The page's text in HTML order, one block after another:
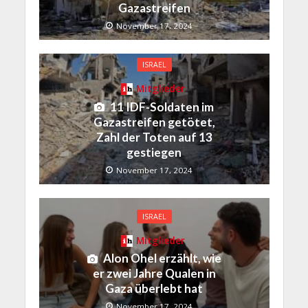
Gazastreifen
November 17, 2024
ISRAEL
Mitglieder
11 IDF-Soldaten im
Gazastreifen getötet,
Zahl der Toten auf 13
gestiegen
November 17, 2024
ISRAEL
Mitglieder
Alon Ohel erzählt, wie
er zwei Jahre Qualen in
Gaza überlebt hat